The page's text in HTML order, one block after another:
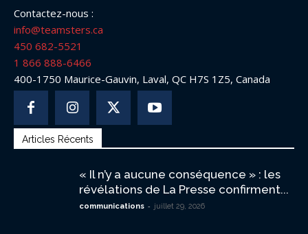
Contactez-nous :
info@teamsters.ca
450 682-5521
1 866 888-6466
400-1750 Maurice-Gauvin, Laval, QC H7S 1Z5, Canada
Articles Récents
« Il n’y a aucune conséquence » : les
révélations de La Presse confirment...
communications - juillet 29, 2026